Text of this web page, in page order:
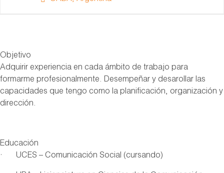
Objetivo
Adquirir experiencia en cada ámbito de trabajo para
formarme profesionalmente. Desempeñar y desarollar las
capacidades que tengo como la planificación, organización y
dirección.
Educación
· UCES – Comunicación Social (cursando)